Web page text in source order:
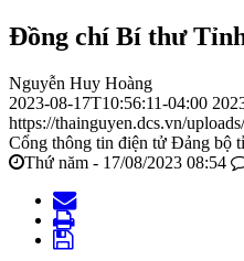
Đồng chí Bí thư
Nguyễn Huy Hoàng
2023-08-17T10:56:11-04:00
https://thainguyen.dcs.vn/
Cổng thông tin điện tử Đảng bộ
Thứ năm - 17/08/2023 08:54